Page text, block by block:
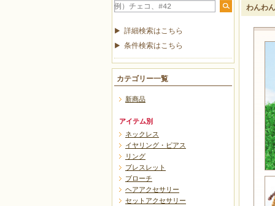
わんわ
詳細検索はこちら
条件検索はこちら
カテゴリー一覧
新商品
アイテム別
ネックレス
イヤリング・ピアス
リング
ブレスレット
ブローチ
ヘアアクセサリー
セットアクセサリー